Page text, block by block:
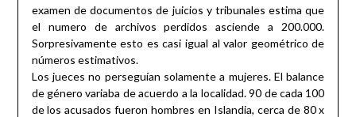
examen de documentos de juicios y tribunales estima que
el numero de archivos perdidos asciende a 200.000.
Sorpresivamente esto es casi igual al valor geométrico de
números estimativos.
Los jueces no perseguían solamente a mujeres. El balance
de género variaba de acuerdo a la localidad. 90 de cada 100
de los acusados fueron hombres en Islandia, cerca de 80 x